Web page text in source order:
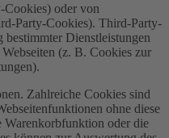
Cookies) oder von
Party-Cookies). Third-Party-
Dienstleistungen
(z. B. Cookies zur
Zahlreiche Cookies sind
ohne diese
oder die